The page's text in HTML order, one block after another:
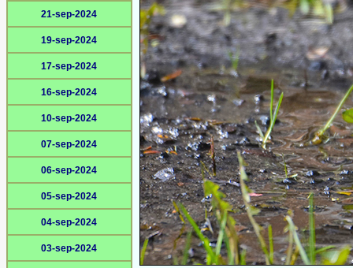
21-sep-2024
19-sep-2024
17-sep-2024
16-sep-2024
10-sep-2024
07-sep-2024
06-sep-2024
05-sep-2024
04-sep-2024
03-sep-2024